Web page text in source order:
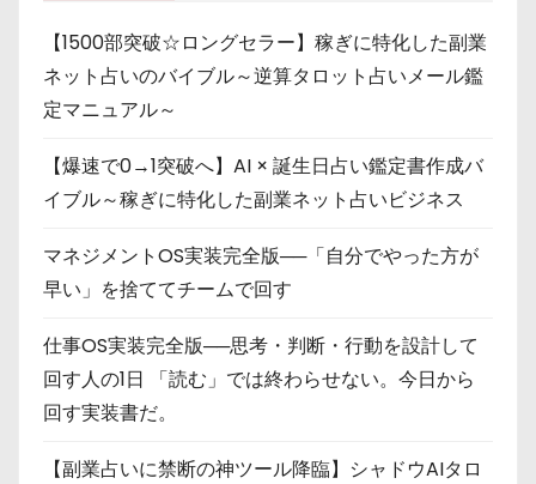
【1500部突破☆ロングセラー】稼ぎに特化した副業
ネット占いのバイブル～逆算タロット占いメール鑑
定マニュアル～
【爆速で0→1突破へ】AI × 誕生日占い鑑定書作成バ
イブル～稼ぎに特化した副業ネット占いビジネス
マネジメントOS実装完全版──「自分でやった方が
早い」を捨ててチームで回す
仕事OS実装完全版──思考・判断・行動を設計して
回す人の1日 「読む」では終わらせない。今日から
回す実装書だ。
【副業占いに禁断の神ツール降臨】シャドウAIタロ